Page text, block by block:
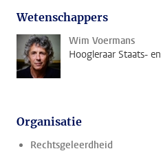
Wetenschappers
Wim Voermans
Hoogleraar Staats-
Organisatie
Rechtsgeleerdheid